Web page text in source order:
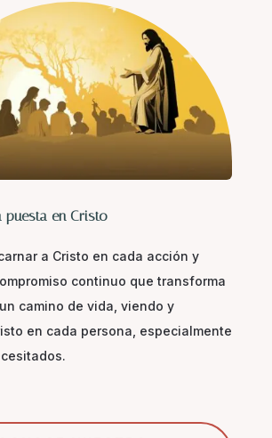
puesta en Cristo
a Cristo en cada acción y
continuo que transforma
camino de vida, viendo y
en cada persona, especialmente